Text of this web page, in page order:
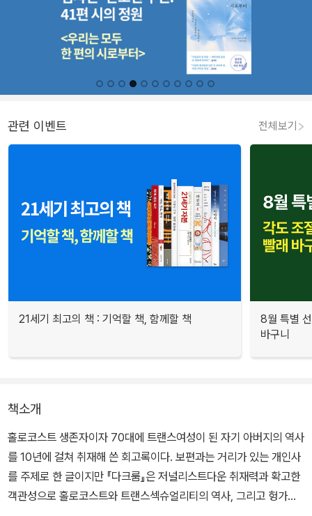
관련 이벤트 전체보기
21세기 최고의 책 : 기억할 책, 함께할 책
8월 특별
바구니
책소개
홀로코스트 생존자이자 70대에 트랜스여성이 된 자기 아버지의 역사
를 10년에 걸쳐 취재해 쓴 회고록이다. 보편과는 거리가 있는 개인사
를 주제로 한 글이지만 『다크룸』은 저널리스트다운 취재력과 확고한
객관성으로 홀로코스트와 트랜스섹슈얼리티의 역사, 그리고 헝가리